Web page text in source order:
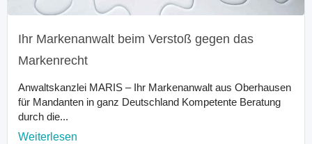
Ihr Markenanwalt beim Verstoß gegen das
Markenrecht
Anwaltskanzlei MARIS – Ihr Markenanwalt aus Oberhausen
für Mandanten in ganz Deutschland Kompetente Beratung
durch die...
Weiterlesen